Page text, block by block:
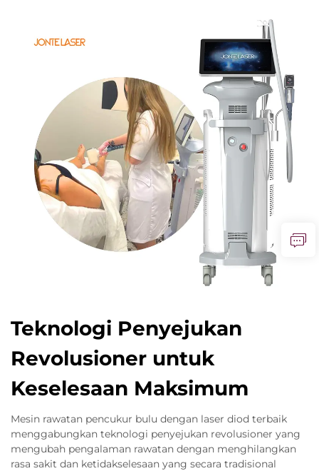
Teknologi Penyejukan
Revolusioner untuk
Keselesaan Maksimum
Mesin rawatan pencukur bulu dengan laser diod terbaik
menggabungkan teknologi penyejukan revolusioner yang
mengubah pengalaman rawatan dengan menghilangkan
rasa sakit dan ketidakselesaan yang secara tradisional